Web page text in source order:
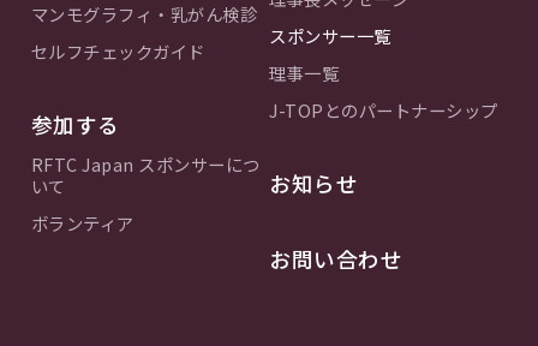
マンモグラフィ・乳がん検診
セルフチェックガイド
参加する
RFTC Japan スポンサーにつ
いて
ボランティア
スポンサー一覧
理事一覧
J-TOPとのパートナーシップ
お知らせ
お問い合わせ